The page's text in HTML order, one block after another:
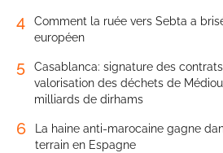
4
Comment la ruée vers Sebta a
européen
5
Casablanca: signature des
valorisation des déchets de
milliards de dirhams
6
La haine anti-marocaine gagne
terrain en Espagne